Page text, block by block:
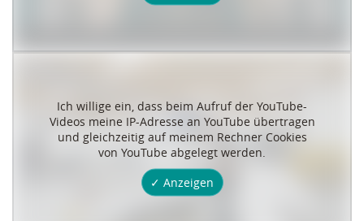
Ich willige ein, dass beim Aufruf der YouTube-
Videos meine IP-Adresse an YouTube übertragen
und gleichzeitig auf meinem Rechner Cookies
von YouTube abgelegt werden.
✓ Anzeigen